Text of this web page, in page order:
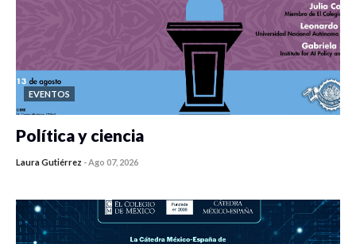
EVENTOS
Política y ciencia
Laura Gutiérrez -Ago 07, 2026